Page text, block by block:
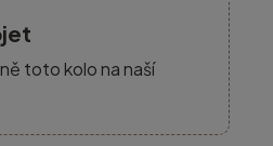
toto kolo na naší